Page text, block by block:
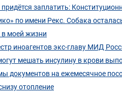
заплатить:
по имени Рекс. Собака
моей жизни
иноагентов экс-главу МИД
мешать инсулину в крови
документов на ежемесячное
отопление